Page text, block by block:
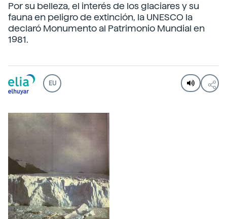
Por su belleza, el interés de los glaciares y su
fauna en peligro de extinción, la UNESCO la
declaró Monumento al Patrimonio Mundial en
1981.
EU